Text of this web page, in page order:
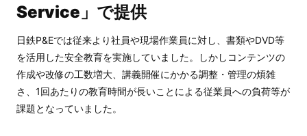
Service」で提供
日鉄P&Eでは従来より社員や現場作業員に対し、書類やDVD等
を活用した安全教育を実施していました。しかしコンテンツの
作成や改修の工数増大、講義開催にかかる調整・管理の煩雑
さ、1回あたりの教育時間が長いことによる従業員への負荷等が
課題となっていました。